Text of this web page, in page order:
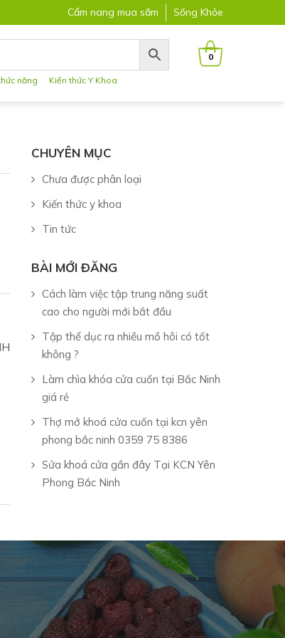
Cẩm nang mua sắm Sống Khỏe
năng Kiến thức Y Khoa
0
CHUYÊN MỤC
Chưa được phân loại
Kiến thức y khoa
Tin tức
BÀI MỚI ĐĂNG
Cách làm việc tập trung năng suất
cao cho người mới bắt đầu
Tập thể dục ra nhiều mồ hôi có tốt
không ?
Làm chìa khóa cửa cuốn tại Bắc Ninh
giá rẻ
Thợ mở khoá cửa cuốn tại kcn yên
phong bắc ninh 0359 75 8386
Sửa khoá cửa gần đây Tại KCN Yên
Phong Bắc Ninh